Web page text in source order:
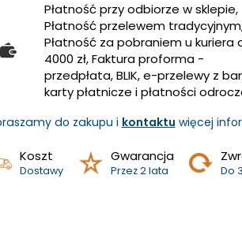
Płatność przy odbiorze w sklepie,
Płatność przelewem
Płatność za pobraniem u kuriera
4000 zł, Faktura proforma -
przedpłata, BLIK, e-przelewy z
karty płatnicze i płatności
do zakupu i kontaktu więcej
Koszt
Dostawy
Gwarancja
Przez 2 lata Do